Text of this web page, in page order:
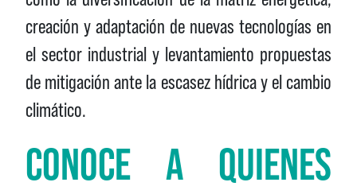
creación y adaptación de nuevas tecnologías en
el sector industrial y levantamiento propuestas
de mitigación ante la escasez hídrica y el cambio
climático.
CONOCE A QUIENES